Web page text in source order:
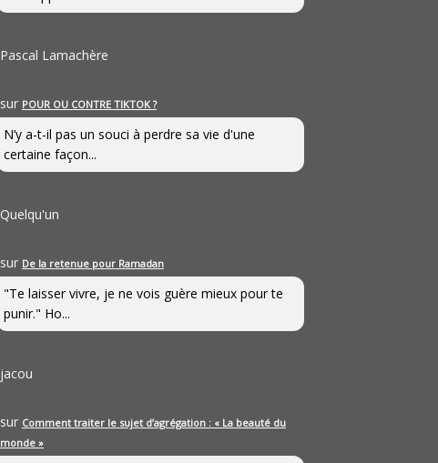
Pascal Lamachère
sur POUR OU CONTRE TIKTOK ?
N’y a-t-il pas un souci à perdre sa vie d'une
certaine façon...
Quelqu'un
sur De la retenue pour Ramadan
"Te laisser vivre, je ne vois guère mieux pour te
punir." Ho...
jacou
sur Comment traiter le sujet d’agrégation : « La beauté du
monde »